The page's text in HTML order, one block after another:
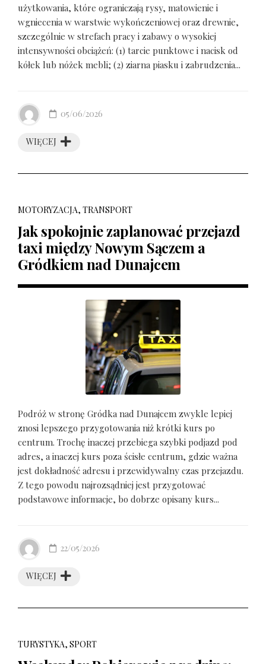
użytkowania, które ograniczają rysy, matowienie i
wgniecenia w warstwie wykończeniowej oraz drewnie,
szczególnie w strefach pracy i zabawy o wysokiej
intensywności obciążeń: (1) tarcie punktowe i nacisk od
kółek lub nóżek mebli; (2) ziarna piasku i zabrudzenia...
WIĘCEJ
05/06/2026
MOTORYZACJA, TRANSPORT
Jak spokojnie zaplanować przejazd
taxi między Nowym Sączem a
Gródkiem nad Dunajcem
Podróż w stronę Gródka nad Dunajcem zwykle lepiej
znosi lepszego przygotowania niż krótki kurs po
centrum. Trochę inaczej przebiega szybki podjazd pod
adres, a inaczej kurs poza ścisłe centrum, gdzie ważna
jest dokładność adresu i przewidywalny czas przejazdu.
Z tego powodu najrozsądniej jest przygotować
podstawowe informacje, bo dobrze opisany kurs...
WIĘCEJ
22/05/2026
TURYSTYKA, SPORT